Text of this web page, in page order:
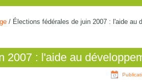
/ Élections fédérales de juin 2007 : l'aide au
2007 : l'aide au